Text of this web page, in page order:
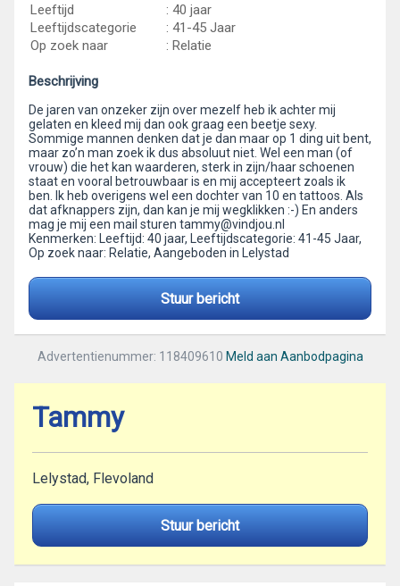
Leeftijd
: 40 jaar
Leeftijdscategorie
: 41-45 Jaar
Op zoek naar
: Relatie
Beschrijving
De jaren van onzeker zijn over mezelf heb ik achter mij
gelaten en kleed mij dan ook graag een beetje sexy.
Sommige mannen denken dat je dan maar op 1 ding uit bent,
maar zo’n man zoek ik dus absoluut niet. Wel een man (of
vrouw) die het kan waarderen, sterk in zijn/haar schoenen
staat en vooral betrouwbaar is en mij accepteert zoals ik
ben. Ik heb overigens wel een dochter van 10 en tattoos. Als
dat afknappers zijn, dan kan je mij wegklikken :-) En anders
mag je mij een mail sturen tammy@vindjou.nl
Kenmerken: Leeftijd: 40 jaar, Leeftijdscategorie: 41-45 Jaar,
Op zoek naar: Relatie, Aangeboden in Lelystad
Stuur bericht
Advertentienummer: 118409610 Meld aan Aanbodpagina
Tammy
Lelystad, Flevoland
Stuur bericht